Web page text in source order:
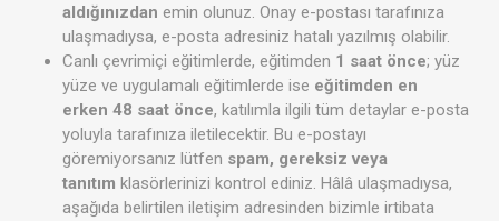
aldığınızdan emin olunuz. Onay e-postası tarafınıza
ulaşmadıysa, e-posta adresiniz hatalı yazılmış olabilir.
Canlı çevrimiçi eğitimlerde, eğitimden 1 saat önce; yüz
yüze ve uygulamalı eğitimlerde ise eğitimden en
erken 48 saat önce, katılımla ilgili tüm detaylar e-posta
yoluyla tarafınıza iletilecektir. Bu e-postayı
göremiyorsanız lütfen spam, gereksiz veya
tanıtım klasörlerinizi kontrol ediniz. Hâlâ ulaşmadıysa,
aşağıda belirtilen iletişim adresinden bizimle irtibata